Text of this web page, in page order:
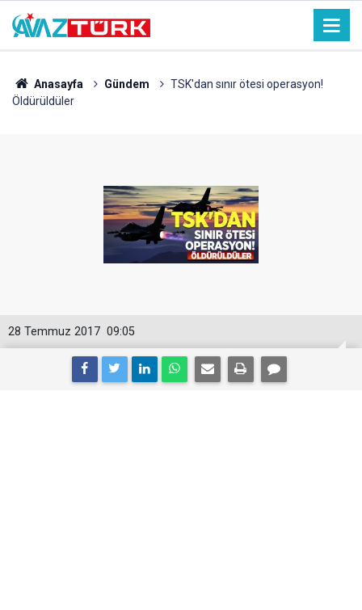
Anasayfa Gündem
TSK'dan sınır ötesi operasyon!
Öldürüldüler
09:05
28 Temmuz 2017